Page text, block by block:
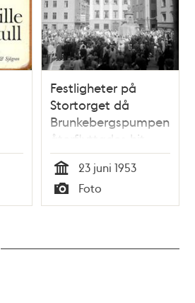
Festligheter på
Stortorget då
Brunkebergspumpen
återflyttades hit
midsommaren 1953.
Tid
23 juni 1953
Typ
Foto